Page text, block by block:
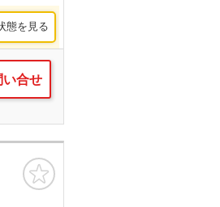
態を見る
い合せ